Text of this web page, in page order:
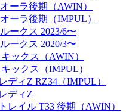
ーラ後期（AWIN）
ーラ後期（IMPUL）
ークス 2023/6〜
ークス 2020/3〜
ックス（AWIN）
ックス（IMPUL）
ディZ RZ34（IMPUL）
ディZ
レイル T33 後期（AWIN）